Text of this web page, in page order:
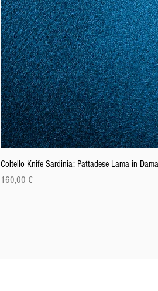
Coltello Knife Sardinia: Pattadese Lama in
Preis
160,00 €